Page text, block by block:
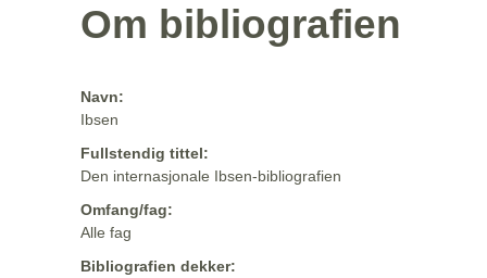
Om bibliografien
Navn:
Ibsen
Fullstendig tittel:
Den internasjonale Ibsen-bibliografien
Omfang/fag:
Alle fag
Bibliografien dekker: